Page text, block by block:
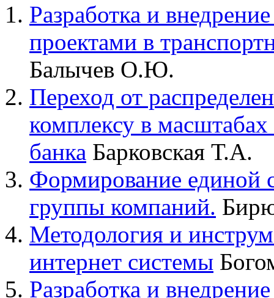
Разработка и
проектами в
Балычев О.Ю.
Переход от
комплексу в
банка Барковская Т.А.
Формирование единой
группы компаний.
Методология и
интернет системы
Разработка и